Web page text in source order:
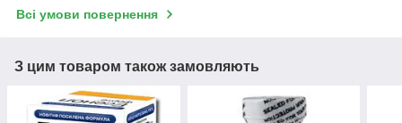
Всі умови повернення
З цим товаром також замовляють